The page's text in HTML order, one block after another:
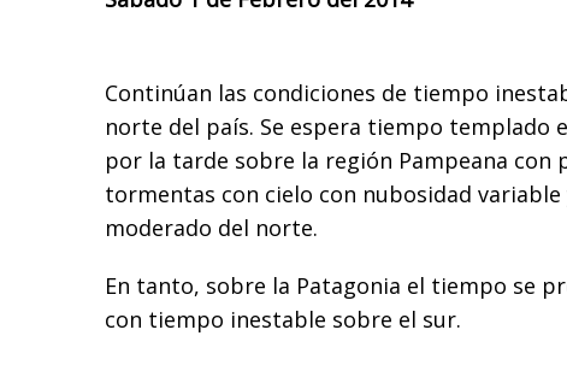
Continúan las condiciones de tiempo
norte del país. Se espera tiempo templado
por la tarde sobre la región Pampeana con
tormentas con cielo con nubosidad
moderado del norte.
En tanto, sobre la Patagonia el tiempo se
con tiempo inestable sobre el sur.